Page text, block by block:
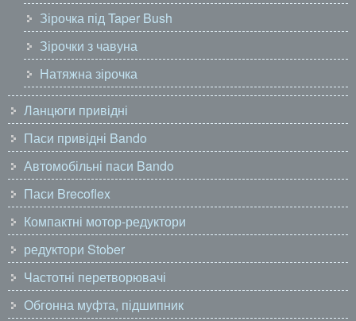
Зірочка під Taper Bush
Зірочки з чавуна
Натяжна зірочка
Ланцюги привідні
Паси привідні Bando
Автомобільні паси Bando
Паси Brecoflex
Компактні мотор-редуктори
редуктори Stober
Частотні перетворювачі
Обгонна муфта, підшипник